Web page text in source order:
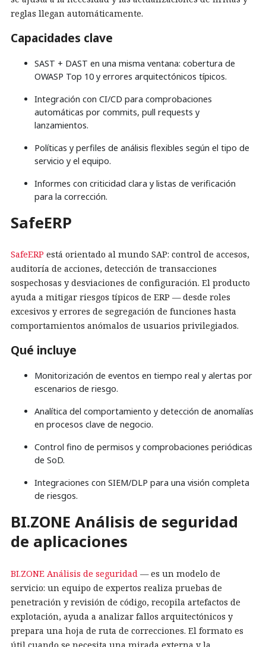
reglas llegan automáticamente.
Capacidades clave
SAST + DAST en una misma ventana: cobertura de
OWASP Top 10 y errores arquitectónicos típicos.
Integración con CI/CD para comprobaciones
automáticas por commits, pull requests y
lanzamientos.
Políticas y perfiles de análisis flexibles según el tipo de
servicio y el equipo.
Informes con criticidad clara y listas de verificación
para la corrección.
SafeERP
SafeERP está orientado al mundo SAP: control de accesos,
auditoría de acciones, detección de transacciones
sospechosas y desviaciones de configuración. El producto
ayuda a mitigar riesgos típicos de ERP — desde roles
excesivos y errores de segregación de funciones hasta
comportamientos anómalos de usuarios privilegiados.
Qué incluye
Monitorización de eventos en tiempo real y alertas por
escenarios de riesgo.
Analítica del comportamiento y detección de anomalías
en procesos clave de negocio.
Control fino de permisos y comprobaciones periódicas
de SoD.
Integraciones con SIEM/DLP para una visión completa
de riesgos.
BI.ZONE Análisis de seguridad
de aplicaciones
BI.ZONE Análisis de seguridad — es un modelo de
servicio: un equipo de expertos realiza pruebas de
penetración y revisión de código, recopila artefactos de
explotación, ayuda a analizar fallos arquitectónicos y
prepara una hoja de ruta de correcciones. El formato es